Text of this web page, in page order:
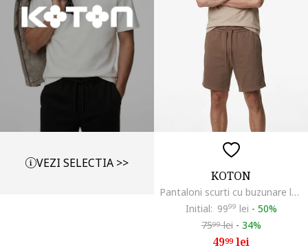
VEZI SELECTIA >>
KOTON
Pantaloni scurti cu buzunare laterale, Maro
Initial: 9999 lei - 50%
7599lei - 34%
4999lei